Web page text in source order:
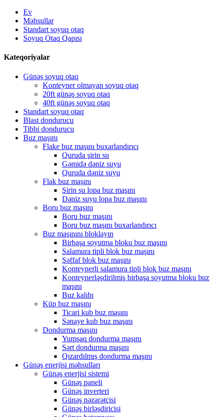
Ev
Məhsullar
Standart soyuq otaq
Soyuq Otaq Qapısı
Kateqoriyalar
Günəş soyuq otaq
Konteyner olmayan soyuq otaq
20ft günəş soyuq otaq
40ft günəş soyuq otaq
Standart soyuq otaq
Blast dondurucu
Tibbi dondurucu
Buz maşını
Flake buz maşını buxarlandırıcı
Quruda şirin su
Gəmidə dəniz suyu
Quruda dəniz suyu
Flak buz maşını
Şirin su lopa buz maşını
Dəniz suyu lopa buz maşını
Boru buz maşını
Boru buz maşını
Boru buz maşını buxarlandırıcı
Buz maşınını bloklayın
Birbaşa soyutma bloku buz maşını
Salamura tipli blok buz maşını
Şəffaf blok buz maşını
Konteynerli salamura tipli blok buz maşını
Konteynerləşdirilmiş birbaşa soyutma bloku buz
maşını
Buz kalıbı
Küp buz maşını
Ticari kub buz maşını
Sənaye kub buz maşını
Dondurma maşını
Yumşaq dondurma maşını
Sərt dondurma maşını
Qızardılmış dondurma maşını
Günəş enerjisi məhsulları
Günəş enerjisi sistemi
Günəş paneli
Günəş inverteri
Günəş nəzarətçisi
Günəş birləşdiricisi